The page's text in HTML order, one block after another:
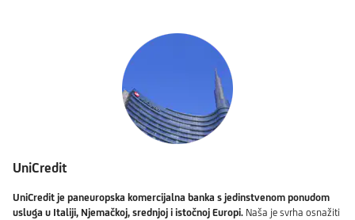
UniCredit
UniCredit je paneuropska komercijalna banka s jedinstvenom ponudom
usluga u Italiji, Njemačkoj, srednjoj i istočnoj Europi. Naša je svrha osnažiti